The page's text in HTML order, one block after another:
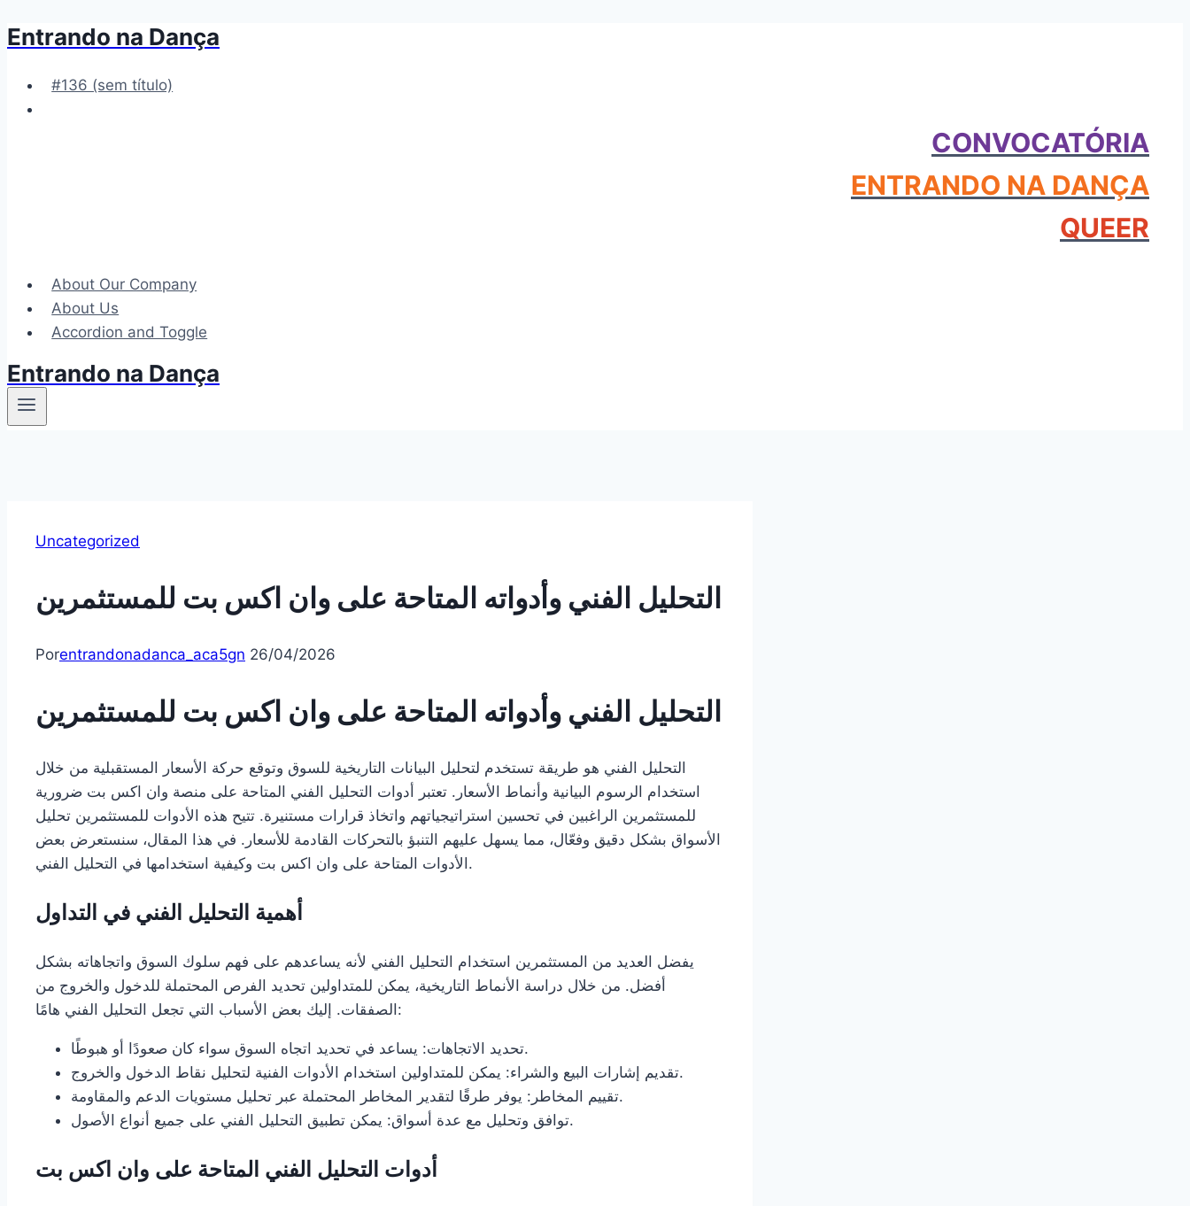
Pular
Conteúdo
Entrando na Dança
#136 (sem título)
CONVOCATÓRIA
ENTRANDO NA DANÇA
QUEER
About Our Company
About Us
Accordion and Toggle
Entrando na Dança
Uncategorized
التحليل الفني وأدواته المتاحة على وان اكس بت للمستثمرين
Porentrandonadanca_aca5gn 26/04/2026
التحليل الفني وأدواته المتاحة على وان اكس بت للمستثمرين
التحليل الفني هو طريقة تستخدم لتحليل البيانات التاريخية للسوق وتوقع حركة الأسعار المستقبلية من خلال
استخدام الرسوم البيانية وأنماط الأسعار. تعتبر أدوات التحليل الفني المتاحة على منصة وان اكس بت ضرورية
للمستثمرين الراغبين في تحسين استراتيجياتهم واتخاذ قرارات مستنيرة. تتيح هذه الأدوات للمستثمرين تحليل
الأسواق بشكل دقيق وفعّال، مما يسهل عليهم التنبؤ بالتحركات القادمة للأسعار. في هذا المقال، سنستعرض بعض
الأدوات المتاحة على وان اكس بت وكيفية استخدامها في التحليل الفني.
أهمية التحليل الفني في التداول
يفضل العديد من المستثمرين استخدام التحليل الفني لأنه يساعدهم على فهم سلوك السوق واتجاهاته بشكل
أفضل. من خلال دراسة الأنماط التاريخية، يمكن للمتداولين تحديد الفرص المحتملة للدخول والخروج من
الصفقات. إليك بعض الأسباب التي تجعل التحليل الفني هامًا:
تحديد الاتجاهات: يساعد في تحديد اتجاه السوق سواء كان صعودًا أو هبوطًا.
تقديم إشارات البيع والشراء: يمكن للمتداولين استخدام الأدوات الفنية لتحليل نقاط الدخول والخروج.
تقييم المخاطر: يوفر طرقًا لتقدير المخاطر المحتملة عبر تحليل مستويات الدعم والمقاومة.
توافق وتحليل مع عدة أسواق: يمكن تطبيق التحليل الفني على جميع أنواع الأصول.
أدوات التحليل الفني المتاحة على وان اكس بت